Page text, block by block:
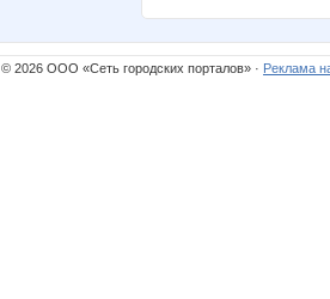
© 2026 ООО «Сеть городских порталов» · Реклама